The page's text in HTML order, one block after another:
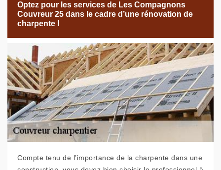
Optez pour les services de Les Compagnons
Couvreur 25 dans le cadre d’une rénovation de
charpente !
Compte tenu de l’importance de la charpente dans une